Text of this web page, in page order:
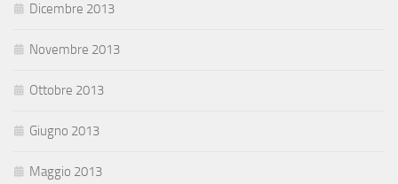
Dicembre 2013
Novembre 2013
Ottobre 2013
Giugno 2013
Maggio 2013